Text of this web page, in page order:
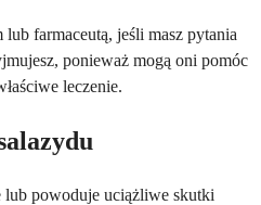
farmaceutą, jeśli masz pytania
ponieważ mogą oni pomóc
leczenie.
lub powoduje uciążliwe skutki